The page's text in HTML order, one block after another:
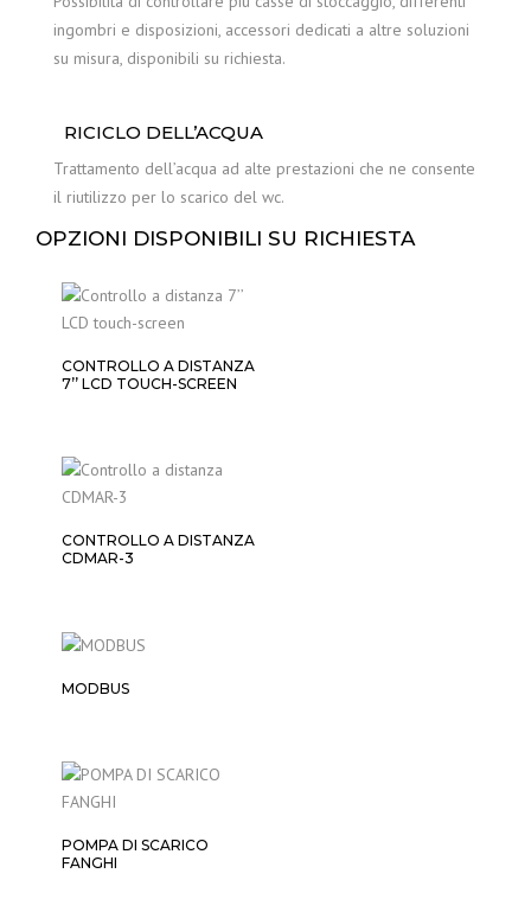
ingombri e disposizioni, accessori dedicati a altre soluzioni
su misura, disponibili su richiesta.
RICICLO DELL’ACQUA
Trattamento dell’acqua ad alte prestazioni che ne consente
il riutilizzo per lo scarico del wc.
OPZIONI DISPONIBILI SU RICHIESTA
CONTROLLO A DISTANZA
7’’ LCD TOUCH-SCREEN
CONTROLLO A DISTANZA
CDMAR-3
MODBUS
POMPA DI SCARICO
FANGHI